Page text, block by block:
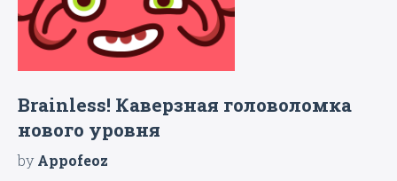
Brainless! Каверзная головоломка
нового уровня
byAppofeoz